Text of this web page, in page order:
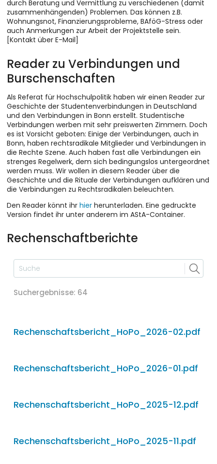
durch Beratung und Vermittlung zu verschiedenen (damit
zusammenhängenden) Problemen. Das können z.B.
Wohnungsnot, Finanzierungsprobleme, BAföG-Stress oder
auch Anmerkungen zur Arbeit der Projektstelle sein.
[Kontakt über E-Mail]
Reader zu Verbindungen und
Burschenschaften
Als Referat für Hochschulpolitik haben wir einen Reader zur
Geschichte der Studentenverbindungen in Deutschland
und den Verbindungen in Bonn erstellt. Studentische
Verbindungen werben mit sehr preiswerten Zimmern. Doch
es ist Vorsicht geboten: Einige der Verbindungen, auch in
Bonn, haben rechtsradikale Mitglieder und Verbindungen in
die Rechte Szene. Auch haben fast alle Verbindungen ein
strenges Regelwerk, dem sich bedingungslos untergeordnet
werden muss. Wir wollen in diesem Reader über die
Geschichte und die Rituale der Verbindungen aufklären und
die Verbindungen zu Rechtsradikalen beleuchten.
Den Reader könnt ihr hier herunterladen. Eine gedruckte
Version findet ihr unter anderem im AStA-Container.
Rechenschaftberichte
Suchergebnisse: 64
Rechenschaftsbericht_HoPo_2026-02.pdf
Rechenschaftsbericht_HoPo_2026-01.pdf
Rechenschaftsbericht_HoPo_2025-12.pdf
Rechenschaftsbericht_HoPo_2025-11.pdf